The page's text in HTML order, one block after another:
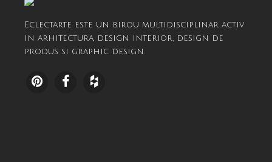
Eclectarte este un birou multidisciplinar activ
in arhitectura, design interior, design de
produs si graphic design.